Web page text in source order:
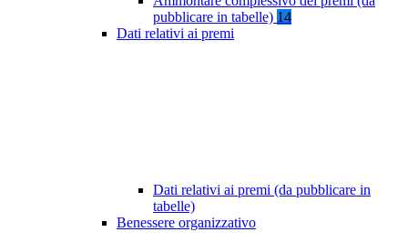
pubblicare in tabelle) 14
Dati relativi ai premi
Dati relativi ai premi (da pubblicare in
tabelle)
Benessere organizzativo